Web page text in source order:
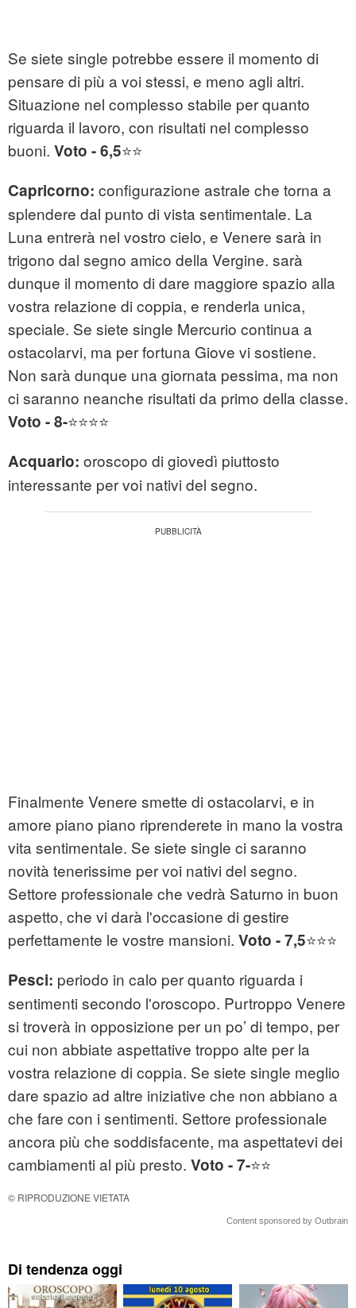
Se siete single potrebbe essere il momento di
pensare di più a voi stessi, e meno agli altri.
Situazione nel complesso stabile per quanto
riguarda il lavoro, con risultati nel complesso
buoni. Voto - 6,5⭐⭐
Capricorno: configurazione astrale che torna a
splendere dal punto di vista sentimentale. La
Luna entrerà nel vostro cielo, e Venere sarà in
trigono dal segno amico della Vergine. sarà
dunque il momento di dare maggiore spazio alla
vostra relazione di coppia, e renderla unica,
speciale. Se siete single Mercurio continua a
ostacolarvi, ma per fortuna Giove vi sostiene.
Non sarà dunque una giornata pessima, ma non
ci saranno neanche risultati da primo della classe.
Voto - 8-⭐⭐⭐⭐
Acquario: oroscopo di giovedì piuttosto
interessante per voi nativi del segno.
Finalmente Venere smette di ostacolarvi, e in
amore piano piano riprenderete in mano la vostra
vita sentimentale. Se siete single ci saranno
novità tenerissime per voi nativi del segno.
Settore professionale che vedrà Saturno in buon
aspetto, che vi darà l'occasione di gestire
perfettamente le vostre mansioni. Voto - 7,5⭐⭐⭐
Pesci: periodo in calo per quanto riguarda i
sentimenti secondo l'oroscopo. Purtroppo Venere
si troverà in opposizione per un po’ di tempo, per
cui non abbiate aspettative troppo alte per la
vostra relazione di coppia. Se siete single meglio
dare spazio ad altre iniziative che non abbiano a
che fare con i sentimenti. Settore professionale
ancora più che soddisfacente, ma aspettatevi dei
cambiamenti al più presto. Voto - 7-⭐⭐
© RIPRODUZIONE VIETATA
Content sponsored by Outbrain
Di tendenza oggi